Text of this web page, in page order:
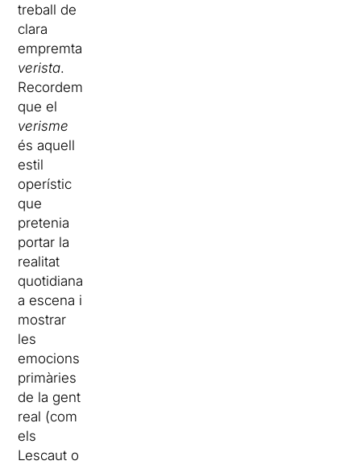
treball de
clara
empremta
verista.
Recordem
que el
verisme
és aquell
estil
operístic
que
pretenia
portar la
realitat
quotidiana
a escena i
mostrar
les
emocions
primàries
de la gent
real (com
els
Lescaut o